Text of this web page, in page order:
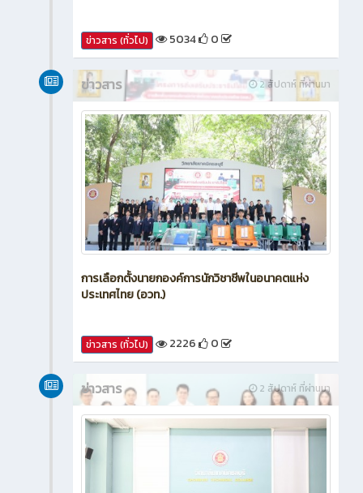
ข่าวสาร (ทั่วไป) 5034 0
2 สัปดาห์ ที่ผ่านมา
ข่าวสาร
การเลือกตั้งนายกองค์การนักวิชาชีพในอนาคตแห่ง
ประเทศไทย (อวท.)
ข่าวสาร (ทั่วไป) 2226 0
2 สัปดาห์ ที่ผ่านมา
ข่าวสาร